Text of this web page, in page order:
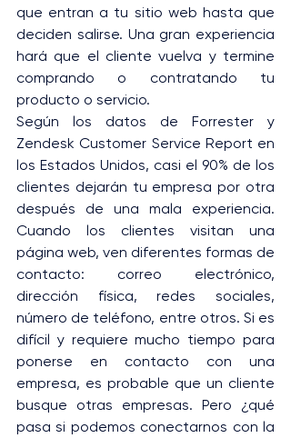
que entran a tu sitio web hasta que
deciden salirse. Una gran experiencia
hará que el cliente vuelva y termine
comprando o contratando tu
producto o servicio.
Según los datos de Forrester y
Zendesk Customer Service Report en
los Estados Unidos, casi el 90% de los
clientes dejarán tu empresa por otra
después de una mala experiencia.
Cuando los clientes visitan una
página web, ven diferentes formas de
contacto: correo electrónico,
dirección física, redes sociales,
número de teléfono, entre otros. Si es
difícil y requiere mucho tiempo para
ponerse en contacto con una
empresa, es probable que un cliente
busque otras empresas. Pero ¿qué
pasa si podemos conectarnos con la